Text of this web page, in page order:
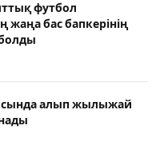
футбол
жаңа бас бапкерінің
болды
алып жылыжай